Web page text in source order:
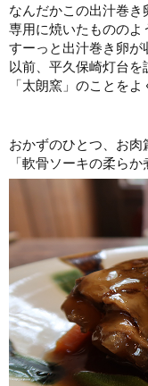
なんだかこの出汁巻き
専用に焼いたもののよ
すーっと出汁巻き卵が
以前、平久保崎灯台を
「太朗窯」のことをよ
おかずのひとつ、お肉
「軟骨ソーキの柔らか